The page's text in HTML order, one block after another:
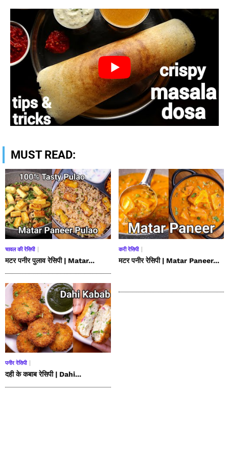
MUST READ:
चावल की रेसिपी
मटर पनीर पुलाव रेसिपी | Matar...
करी रेसिपी
मटर पनीर रेसिपी | Matar Paneer...
पनीर रेसिपी
दही के कबाब रेसिपी | Dahi...